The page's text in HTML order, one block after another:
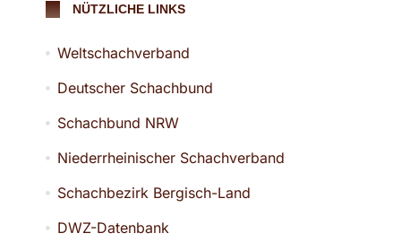
NÜTZLICHE LINKS
Weltschachverband
Deutscher Schachbund
Schachbund NRW
Niederrheinischer Schachverband
Schachbezirk Bergisch-Land
DWZ-Datenbank